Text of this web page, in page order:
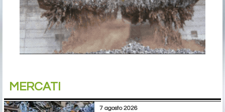
MERCATI
7 agosto 2026